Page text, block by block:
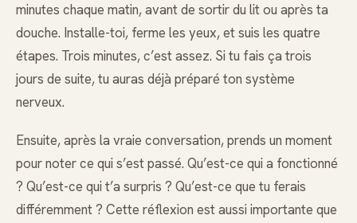
minutes chaque matin, avant de sortir du lit ou après ta
douche. Installe-toi, ferme les yeux, et suis les quatre
étapes. Trois minutes, c’est assez. Si tu fais ça trois
jours de suite, tu auras déjà préparé ton système
nerveux.
Ensuite, après la vraie conversation, prends un moment
pour noter ce qui s’est passé. Qu’est-ce qui a fonctionné
? Qu’est-ce qui t’a surpris ? Qu’est-ce que tu ferais
différemment ? Cette réflexion est aussi importante que